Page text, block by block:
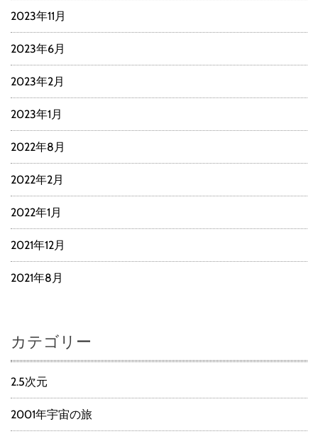
2023年11月
2023年6月
2023年2月
2023年1月
2022年8月
2022年2月
2022年1月
2021年12月
2021年8月
カテゴリー
2.5次元
2001年宇宙の旅